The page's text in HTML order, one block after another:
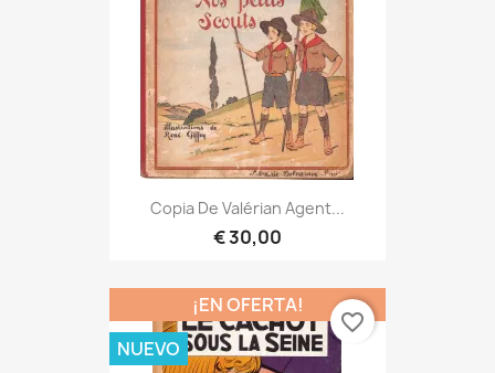
Copia De Valérian Agent...
€ 30,00
¡EN OFERTA!
NUEVO
favorite_border